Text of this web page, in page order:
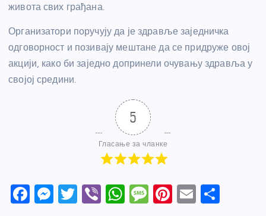
живота свих грађана.
Организатори поручују да је здравље заједничка
одговорност и позивају мештане да се придруже овој
акцији, како би заједно допринели очувању здравља у
својој средини.
5
Гласање за чланке
F
M T
Vi W M Pi E